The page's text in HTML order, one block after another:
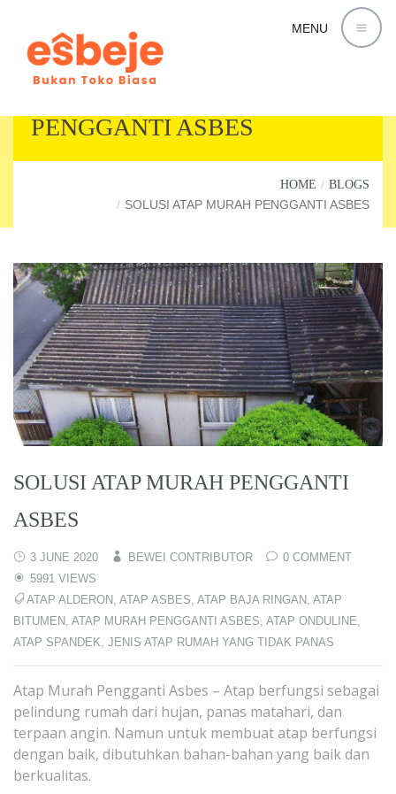
MENU
PENGGANTI ASBES
HOME BLOGS
SOLUSI ATAP MURAH PENGGANTI ASBES
SOLUSI ATAP MURAH PENGGANTI
ASBES
3 JUNE 2020 BEWEI CONTRIBUTOR
0 COMMENT
5991 VIEWS
ATAP ALDERON ATAP ASBES ATAP BAJA RINGAN ATAP
BITUMEN ATAP MURAH PENGGANTI ASBES ATAP ONDULINE
ATAP SPANDEK JENIS ATAP RUMAH YANG TIDAK PANAS
Atap Murah Pengganti Asbes – Atap berfungsi sebagai
pelindung rumah dari hujan, panas matahari, dan
terpaan angin. Namun untuk membuat atap berfungsi
dengan baik, dibutuhkan bahan-bahan yang baik dan
berkualitas.